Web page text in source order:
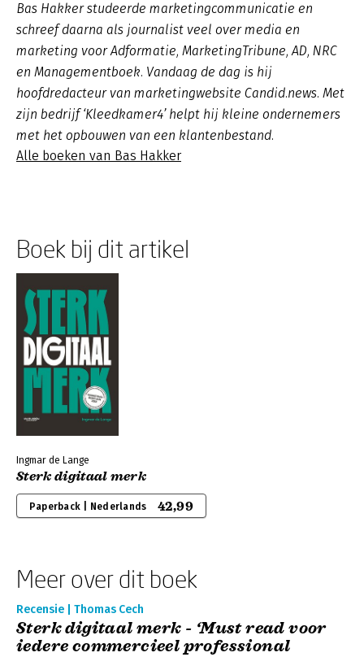
Bas Hakker studeerde marketingcommunicatie en
schreef daarna als journalist veel over media en
marketing voor Adformatie, MarketingTribune, AD, NRC
en Managementboek. Vandaag de dag is hij
hoofdredacteur van marketingwebsite Candid.news. Met
zijn bedrijf ‘Kleedkamer4’ helpt hij kleine ondernemers
met het opbouwen van een klantenbestand.
Alle boeken van Bas Hakker
Boek bij dit artikel
Ingmar de Lange
Sterk digitaal merk
Paperback | Nederlands 42,99
Meer over dit boek
Recensie | Thomas Cech
Sterk digitaal merk - ‘Must read voor
iedere commercieel professional